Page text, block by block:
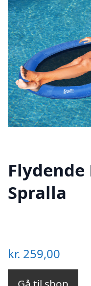
Spralla
kr. 259,00